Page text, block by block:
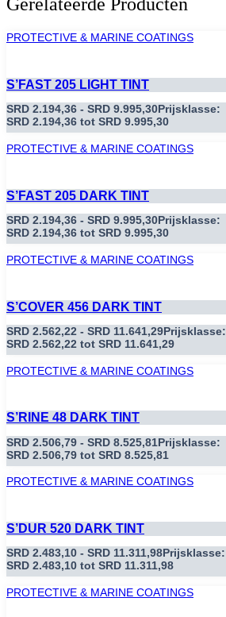
Gerelateerde Producten
PROTECTIVE & MARINE COATINGS
S’FAST 205 LIGHT TINT
SRD 2.194,36 - SRD 9.995,30Prijsklasse:
SRD 2.194,36 tot SRD 9.995,30
PROTECTIVE & MARINE COATINGS
S’FAST 205 DARK TINT
SRD 2.194,36 - SRD 9.995,30Prijsklasse:
SRD 2.194,36 tot SRD 9.995,30
PROTECTIVE & MARINE COATINGS
S’COVER 456 DARK TINT
SRD 2.562,22 - SRD 11.641,29Prijsklasse:
SRD 2.562,22 tot SRD 11.641,29
PROTECTIVE & MARINE COATINGS
S’RINE 48 DARK TINT
SRD 2.506,79 - SRD 8.525,81Prijsklasse:
SRD 2.506,79 tot SRD 8.525,81
PROTECTIVE & MARINE COATINGS
S’DUR 520 DARK TINT
SRD 2.483,10 - SRD 11.311,98Prijsklasse:
SRD 2.483,10 tot SRD 11.311,98
PROTECTIVE & MARINE COATINGS